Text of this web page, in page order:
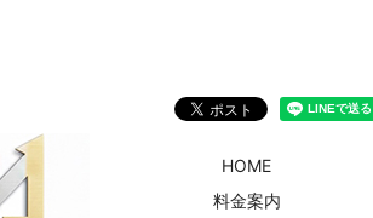
HOME
料金案内